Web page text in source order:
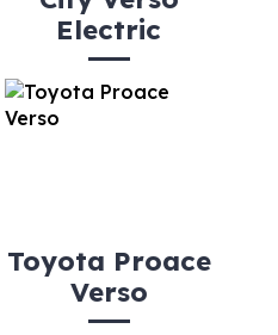
Electric
Toyota Proace
Verso